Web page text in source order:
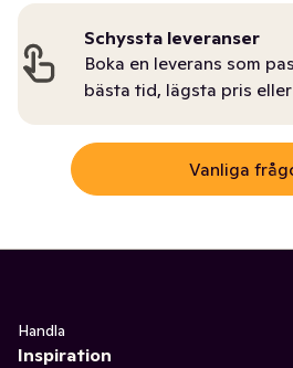
Schyssta leveranser
Boka en leverans som
bästa tid, lägsta pris
Vanliga
Handla
Inspiration